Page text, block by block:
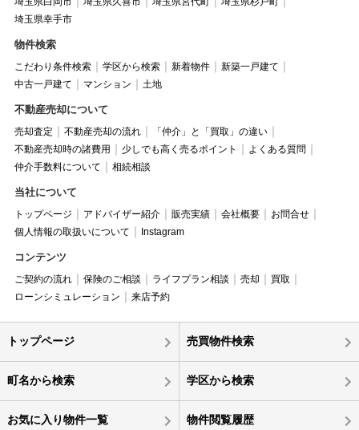
埼玉県幸手市
物件検索
こだわり条件検索 学区から検索 新着物件
新築一戸建て
中古一戸建て
マンション 土地
不動産売却について
売却査定 不動産売却の流れ
「仲介」と「買取」の違い
不動産売却時の諸費用
少しでも高く売るポイント
よくある質問
仲介手数料について
相続相談
当社について
トップページ アドバイザー紹介 販売実績 会社概要
お問合せ
個人情報の取扱いについて
Instagram
コンテンツ
ご契約の流れ 保険のご相談 ライフプラン相談 売却
買取
ローンシミュレーション
来店予約
トップページ 売買物件検索
町名から検索 学区から検索
お気に入り物件一覧 物件閲覧履歴